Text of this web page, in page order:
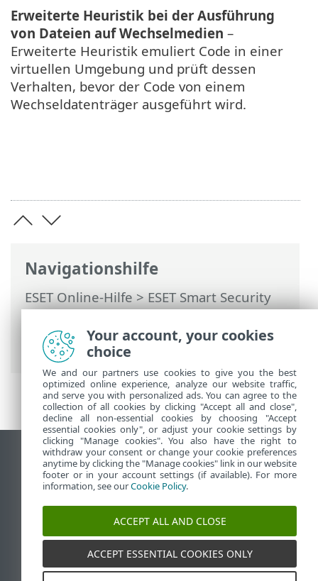
Navigationshilfe
ESET Online-Hilfe>ESET Smart Security
Premium>Erweiterte Einstellungen>
Schutzfunktionen>ThreatSense>
Zusätzliche ThreatSense-Parameter
Erweiterte Heuristik bei der Ausführung
von Dateien auf Wechselmedien –
Erweiterte Heuristik emuliert Code in einer
virtuellen Umgebung und prüft dessen
Verhalten, bevor der Code von einem
Wechseldatenträger ausgeführt wird.
Desktop-Site anzeigen
End of Life
ESET Knowledgebase
ESET-Forum
ESET Status Portal
Regionaler Support
Your account, your cookies
choice
We and our partners use cookies to give you the best
optimized online experience, analyze our website traffic,
and serve you with personalized ads. You can agree to the
collection of all cookies by clicking "Accept all and close",
decline all non-essential cookies by choosing "Accept
essential cookies only", or adjust your cookie settings by
clicking "Manage cookies". You also have the right to
withdraw your consent or change your cookie preferences
anytime by clicking the "Manage cookies" link in our website
footer or in your account settings (if available). For more
information, see ourCookie Policy.
ACCEPT ALL AND CLOSE
ACCEPT ESSENTIAL COOKIES ONLY